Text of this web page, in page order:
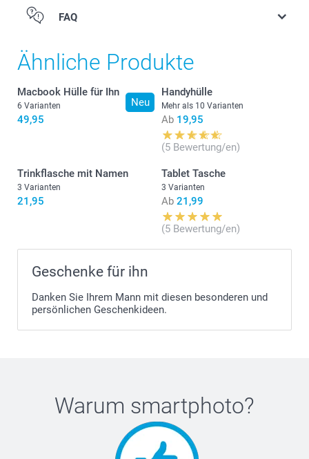
FAQ
Ähnliche Produkte
Neu
Macbook Hülle für Ihn
6 Varianten
49,95
Handyhülle
Mehr als 10 Varianten
Ab 19,95
(5 Bewertung/en)
Trinkflasche mit Namen
3 Varianten
21,95
Tablet Tasche
3 Varianten
Ab 21,99
(5 Bewertung/en)
Geschenke für ihn
Danken Sie Ihrem Mann mit diesen besonderen und
persönlichen Geschenkideen.
Warum smartphoto?